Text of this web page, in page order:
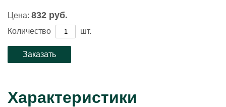
Цена: 832 руб.
Количество шт.
Характеристики